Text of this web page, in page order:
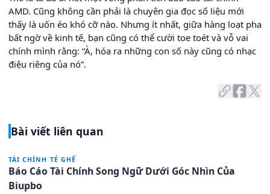
AMD. Cũng không cần phải là chuyên gia đọc số liệu mới
thấy là uốn éo khó cỡ nào. Nhưng ít nhất, giữa hàng loạt pha
bất ngờ về kinh tế, bạn cũng có thể cười toe toét và vỗ vai
chính mình rằng: “À, hóa ra những con số này cũng có nhạc
điệu riêng của nó”.
Bài viết liên quan
TÀI CHÍNH TÉ GHẾ
Báo Cáo Tài Chính Song Ngữ Dưới Góc Nhìn Của
Biupbo